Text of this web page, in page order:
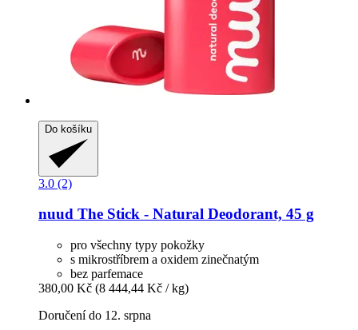
Do košíku
3.0 (2)
nuud The Stick -​ Natural Deodorant, 45 g
pro všechny typy pokožky
s mikrostříbrem a oxidem zinečnatým
bez parfemace
380,00 Kč (8 444,44 Kč / kg)
Doručení do 12. srpna